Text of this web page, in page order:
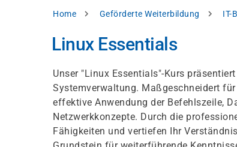
Pfadnavigation
Home Geförderte Weiterbildung IT-
Linux Essentials
Unser "Linux Essentials"-Kurs
Systemverwaltung. Maßgeschneidert
effektive Anwendung der Befehlszeile,
Netzwerkkonzepte. Durch die
Fähigkeiten und vertiefen Ihr
Datenschutzhinweis